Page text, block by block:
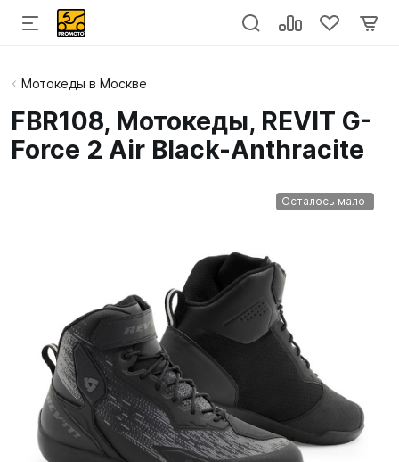
Мотокеды в Москве
FBR108, Мотокеды, REVIT G-
Force 2 Air Black-Anthracite
Осталось мало